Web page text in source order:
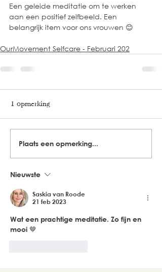
Een geleide meditatie om te werken
aan een positief zelfbeeld. Een
belangrijk item voor ons vrouwen 😊
OurMovement Selfcare - Februari 202
1 opmerking
Plaats een opmerking...
Nieuwste
Saskia van Roode
21 feb 2023
Wat een prachtige meditatie. Zo fijn en
mooi 🤎